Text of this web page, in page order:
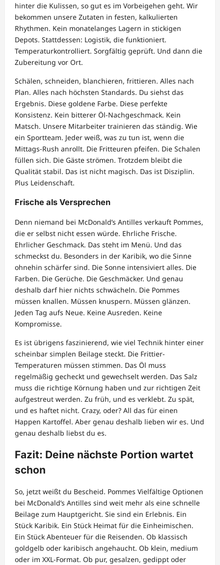
hinter die Kulissen, so gut es im Vorbeigehen geht. Wir
bekommen unsere Zutaten in festen, kalkulierten
Rhythmen. Kein monatelanges Lagern in stickigen
Depots. Stattdessen: Logistik, die funktioniert.
Temperaturkontrolliert. Sorgfältig geprüft. Und dann die
Zubereitung vor Ort.
Schälen, schneiden, blanchieren, frittieren. Alles nach
Plan. Alles nach höchsten Standards. Du siehst das
Ergebnis. Diese goldene Farbe. Diese perfekte
Konsistenz. Kein bitterer Öl-Nachgeschmack. Kein
Matsch. Unsere Mitarbeiter trainieren das ständig. Wie
ein Sportteam. Jeder weiß, was zu tun ist, wenn die
Mittags-Rush anrollt. Die Fritteuren pfeifen. Die Schalen
füllen sich. Die Gäste strömen. Trotzdem bleibt die
Qualität stabil. Das ist nicht magisch. Das ist Disziplin.
Plus Leidenschaft.
Frische als Versprechen
Denn niemand bei McDonald’s Antilles verkauft Pommes,
die er selbst nicht essen würde. Ehrliche Frische.
Ehrlicher Geschmack. Das steht im Menü. Und das
schmeckst du. Besonders in der Karibik, wo die Sinne
ohnehin schärfer sind. Die Sonne intensiviert alles. Die
Farben. Die Gerüche. Die Geschmäcker. Und genau
deshalb darf hier nichts schwächeln. Die Pommes
müssen knallen. Müssen knuspern. Müssen glänzen.
Jeden Tag aufs Neue. Keine Ausreden. Keine
Kompromisse.
Es ist übrigens faszinierend, wie viel Technik hinter einer
scheinbar simplen Beilage steckt. Die Frittier-
Temperaturen müssen stimmen. Das Öl muss
regelmäßig gecheckt und gewechselt werden. Das Salz
muss die richtige Körnung haben und zur richtigen Zeit
aufgestreut werden. Zu früh, und es verklebt. Zu spät,
und es haftet nicht. Crazy, oder? All das für einen
Happen Kartoffel. Aber genau deshalb lieben wir es. Und
genau deshalb liebst du es.
Fazit: Deine nächste Portion wartet
schon
So, jetzt weißt du Bescheid. Pommes Vielfältige Optionen
bei McDonald’s Antilles sind weit mehr als eine schnelle
Beilage zum Hauptgericht. Sie sind ein Erlebnis. Ein
Stück Karibik. Ein Stück Heimat für die Einheimischen.
Ein Stück Abenteuer für die Reisenden. Ob klassisch
goldgelb oder karibisch angehaucht. Ob klein, medium
oder im XXL-Format. Ob pur, gesalzen, gedippt oder